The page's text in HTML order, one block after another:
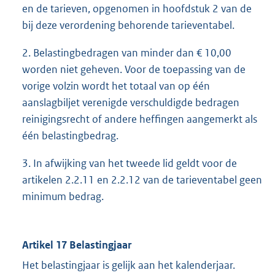
en de tarieven, opgenomen in hoofdstuk 2 van de
bij deze verordening behorende tarieventabel.
2. Belastingbedragen van minder dan € 10,00
worden niet geheven. Voor de toepassing van de
vorige volzin wordt het totaal van op één
aanslagbiljet verenigde verschuldigde bedragen
reinigingsrecht of andere heffingen aangemerkt als
één belastingbedrag.
3. In afwijking van het tweede lid geldt voor de
artikelen 2.2.11 en 2.2.12 van de tarieventabel geen
minimum bedrag.
Artikel 17 Belastingjaar
Het belastingjaar is gelijk aan het kalenderjaar.